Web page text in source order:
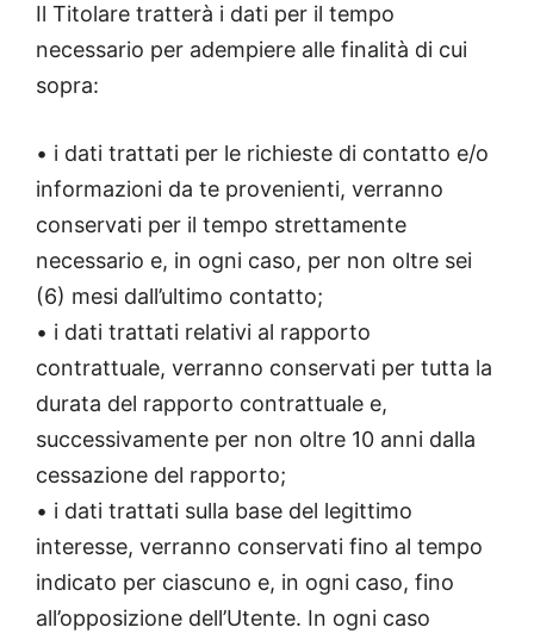
Il Titolare tratterà i dati per il tempo
necessario per adempiere alle finalità di cui
sopra:
• i dati trattati per le richieste di contatto e/o
informazioni da te provenienti, verranno
conservati per il tempo strettamente
necessario e, in ogni caso, per non oltre sei
(6) mesi dall’ultimo contatto;
• i dati trattati relativi al rapporto
contrattuale, verranno conservati per tutta la
durata del rapporto contrattuale e,
successivamente per non oltre 10 anni dalla
cessazione del rapporto;
• i dati trattati sulla base del legittimo
interesse, verranno conservati fino al tempo
indicato per ciascuno e, in ogni caso, fino
all’opposizione dell’Utente. In ogni caso